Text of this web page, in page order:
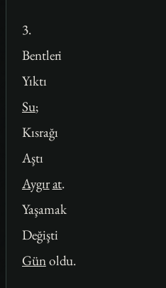
3.
Bentleri
Yıktı
Su;
Kısrağı
Aştı
Aygırat.
Yaşamak
Değişti
Günoldu.